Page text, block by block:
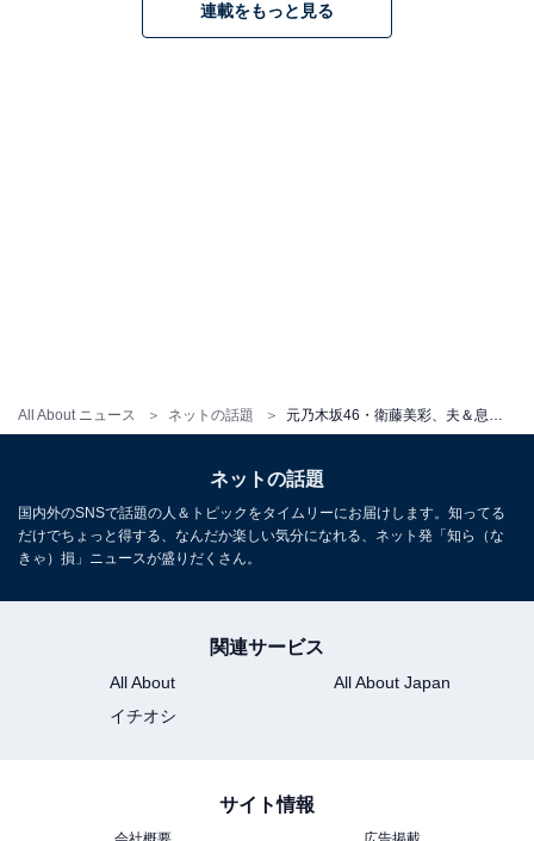
All About ニュース ネットの話題 元乃木坂46・衛藤美彩、夫＆息子と水族館を楽しむ姿に「お子さん大きくなってますね」「きゅんとしました」
連載をもっと見る
ネットの話題
国内外のSNSで話題の人＆トピックをタイムリーにお届けします。知ってる
だけでちょっと得する、なんだか楽しい気分になれる、ネット発「知ら（な
きゃ）損」ニュースが盛りだくさん。
関連サービス
All About
All About Japan
イチオシ
サイト情報